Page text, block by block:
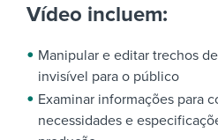
Vídeo incluem:
Manipular e editar trechos
invisível para o público
Examinar informações para
necessidades e